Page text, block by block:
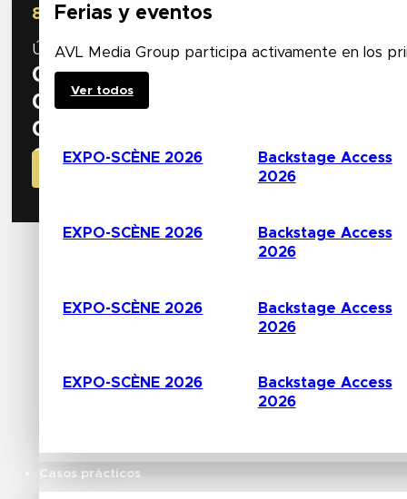
Ferias y eventos
AVL Media Group participa activamente en los
Ver todos
EXPO-SCÈNE 2026
Backstage Access
2026
EXPO-SCÈNE 2026
Backstage Access
2026
EXPO-SCÈNE 2026
Backstage Access
2026
EXPO-SCÈNE 2026
Backstage Access
2026
Casos prácticos
8 - 10 de octubre | Nueva York, NY
Únete a nosotros en nuestro standnº 534para
0 Días
0 Horas
0
0 Segundos
¡CONSIGUE AHORA TU CÓDIGO PARA LA INSIGNIA